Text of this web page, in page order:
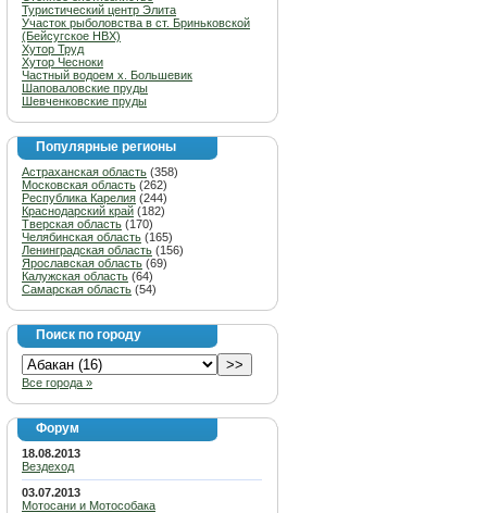
Туристический центр Элита
Участок рыболовства в ст. Бриньковской
(Бейсугское НВХ)
Хутор Труд
Хутор Чесноки
Частный водоем х. Большевик
Шаповаловские пруды
Шевченковские пруды
Популярные регионы
Астраханская область (358)
Московская область (262)
Республика Карелия (244)
Краснодарский край (182)
Тверская область (170)
Челябинская область (165)
Ленинградская область (156)
Ярославская область (69)
Калужская область (64)
Самарская область (54)
Поиск по городу
Все города »
Форум
18.08.2013
Вездеход
03.07.2013
Мотосани и Мотособака